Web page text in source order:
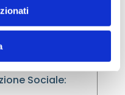
di suoni e parole.
Sociale: